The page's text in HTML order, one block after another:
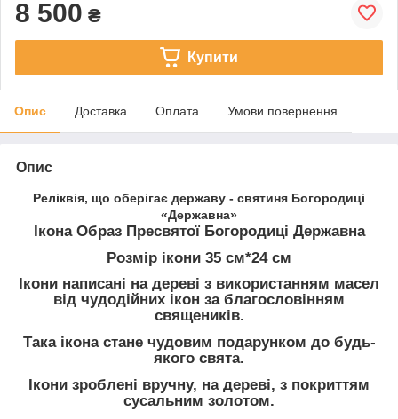
8 500 ₴
Купити
Опис Доставка Оплата Умови повернення
Опис
Реліквія, що оберігає державу - святиня Богородиці
«Державна»
Ікона Образ Пресвятої Богородиці Державна
Розмір ікони 35 см*24 см
Ікони написані на дереві з використанням масел
від чудодійних ікон за благословінням
священиків.
Така ікона стане чудовим подарунком до будь-
якого свята.
Ікони зроблені вручну, на дереві, з покриттям
сусальним золотом.